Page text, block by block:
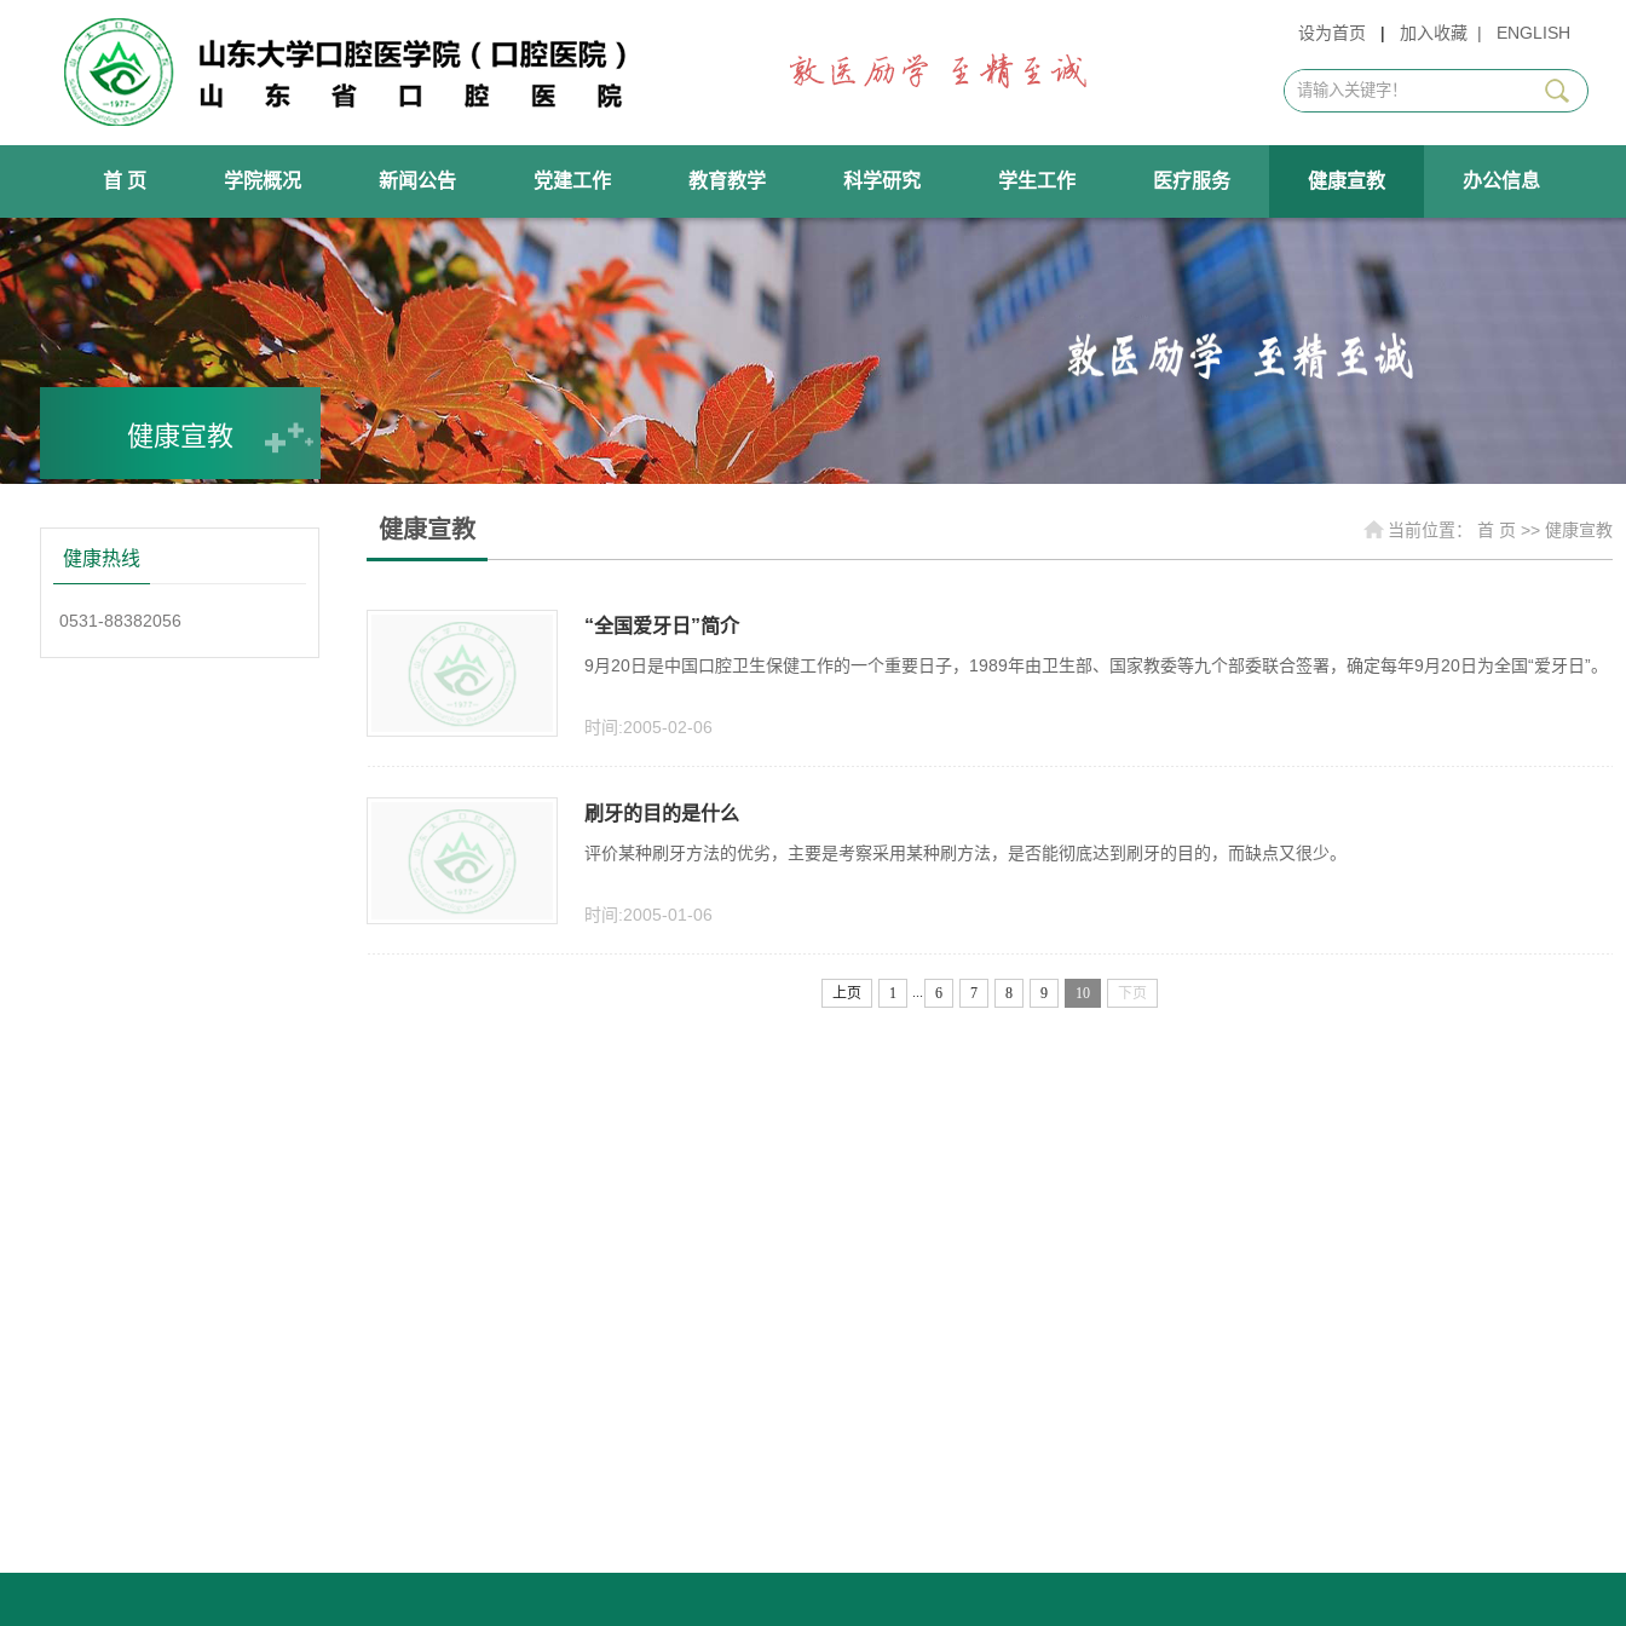
设为首页 | 加入收藏 | ENGLISH
首 页 学院概况 新闻公告 党建工作 教育教学 科学研究 学生工作 医疗服务 健康宣教 办公信息
健康宣教
健康热线
0531-88382056
健康宣教 当前位置： 首 页 >> 健康宣教
“全国爱牙日”简介
9月20日是中国口腔卫生保健工作的一个重要日子，1989年由卫生部、国家教委等九个部委联合签署，确定每年9月20日为全国“爱牙日”。
时间:2005-02-06
刷牙的目的是什么
评价某种刷牙方法的优劣，主要是考察采用某种刷方法，是否能彻底达到刷牙的目的，而缺点又很少。
时间:2005-01-06
上页 1 6 7 8 9 10 下页